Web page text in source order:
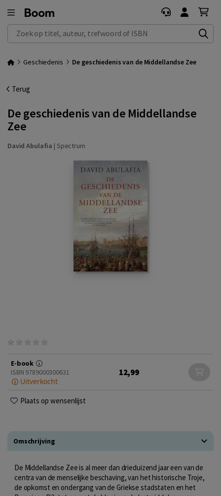
Zoek op titel, auteur, trefwoord of ISBN
Geschiedenis De geschiedenis van de Middellandse Zee
Terug
De geschiedenis van de Middellandse
Zee
David Abulafia | Spectrum
E-book
ISBN 9789000300631
Uitverkocht
12,99
Plaats op wensenlijst
Omschrijving
De Middellandse Zee is al meer dan drieduizend jaar een van de
centra van de menselijke beschaving, van het historische Troje,
de opkomst en ondergang van de Griekse stadstaten en het